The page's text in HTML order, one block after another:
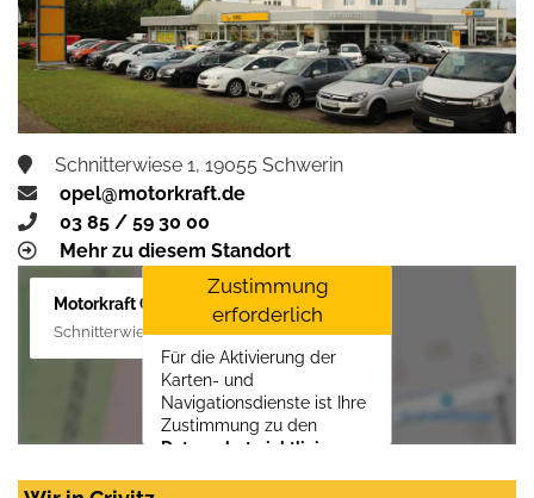
Schnitterwiese 1, 19055 Schwerin
opel@motorkraft.de
03 85 / 59 30 00
Mehr zu diesem Standort
Motorkraft GmbH
Schnitterwiese 1, 19055 Schwerin
Zustimmung
erforderlich
Für die Aktivierung der
Karten- und
Navigationsdienste ist Ihre
Zustimmung zu den
Datenschutzrichtlinien